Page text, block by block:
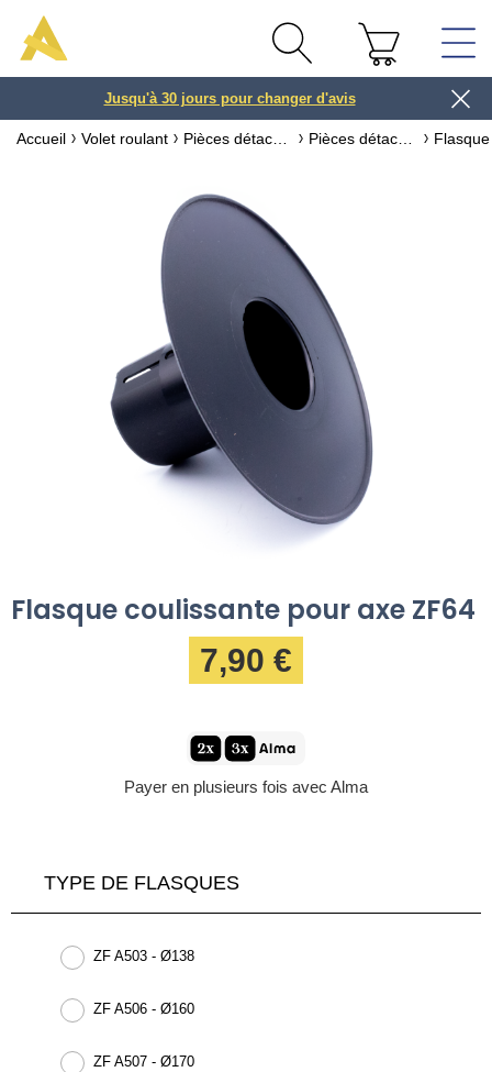
3 ou 4x
Jusqu'à 30 jours pour changer d'avis
Accueil Volet roulant
Flasque coulissante pour axe ZF64
7,90 €
Payer en plusieurs fois avec Alma
TYPE DE FLASQUES
ZF A503 - Ø138
ZF A506 - Ø160
ZF A507 - Ø170